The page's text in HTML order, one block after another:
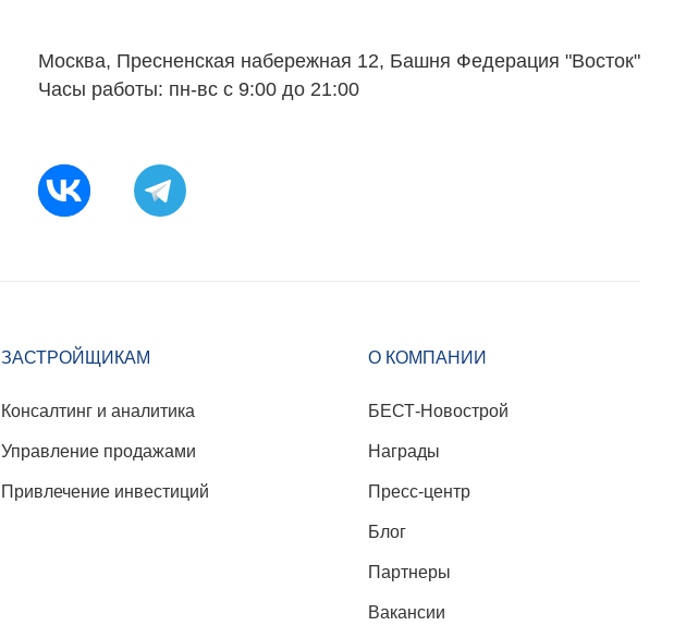
Москва, Пресненская набережная 12, Башня Федерация "Восток"
Часы работы: пн-вс с 9:00 до 21:00
ЗАСТРОЙЩИКАМ
Консалтинг и аналитика
Управление продажами
Привлечение инвестиций
О КОМПАНИИ
БЕСТ-Новострой
Награды
Пресс-центр
Блог
Партнеры
Вакансии